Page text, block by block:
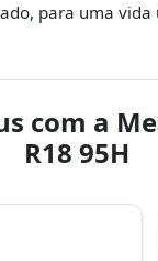
para uma vida
com a
R18 95H